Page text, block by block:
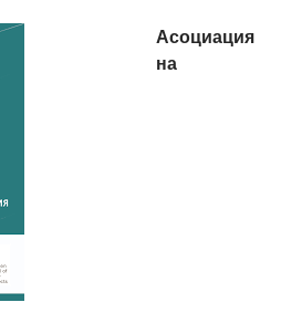
Асоциация
на